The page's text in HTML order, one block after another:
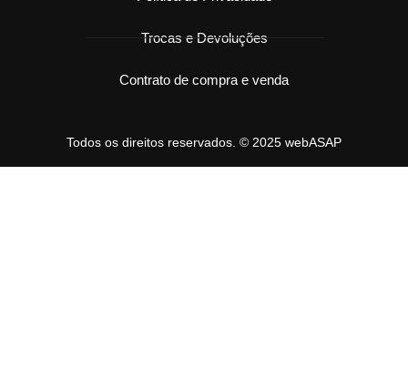
Todos os direitos reservados. © 2025 webASAP
Trocas e Devoluções
Contrato de compra e venda